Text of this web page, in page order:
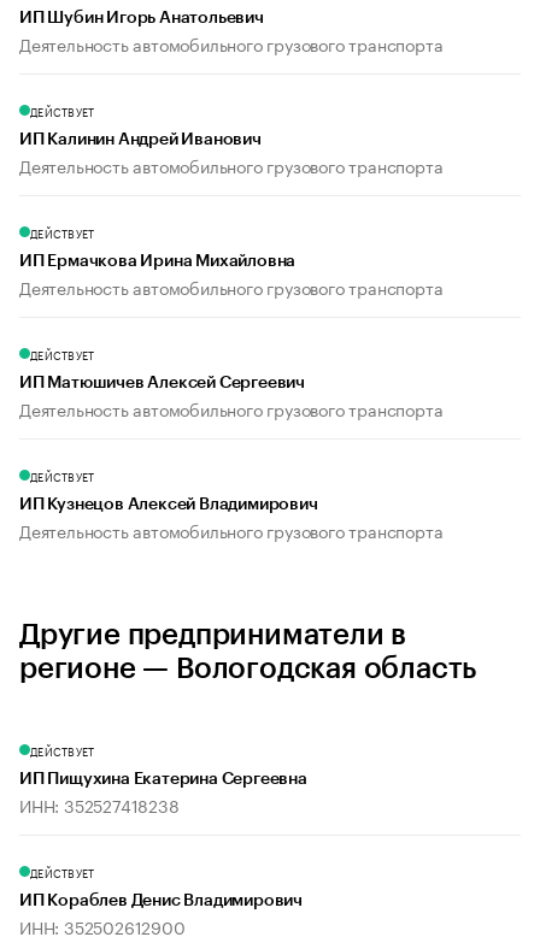
ИП Шубин Игорь Анатольевич
Деятельность автомобильного грузового транспорта
ДЕЙСТВУЕТ
ИП Калинин Андрей Иванович
Деятельность автомобильного грузового транспорта
ДЕЙСТВУЕТ
ИП Ермачкова Ирина Михайловна
Деятельность автомобильного грузового транспорта
ДЕЙСТВУЕТ
ИП Матюшичев Алексей Сергеевич
Деятельность автомобильного грузового транспорта
ДЕЙСТВУЕТ
ИП Кузнецов Алексей Владимирович
Деятельность автомобильного грузового транспорта
Другие предприниматели в
регионе — Вологодская область
ДЕЙСТВУЕТ
ИП Пищухина Екатерина Сергеевна
ИНН: 352527418238
ДЕЙСТВУЕТ
ИП Кораблев Денис Владимирович
ИНН: 352502612900